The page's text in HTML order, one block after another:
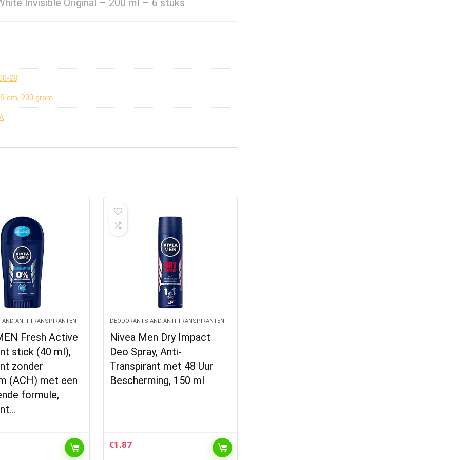
Invisible Original – 200 ml – 6 stuks
28
cm; 200 gram
AND ANTI-TRANSPIRANTEN
Fresh Active
stick (40 ml),
zonder
(ACH) met een
formule,
DEODORANTS AND ANTI-TRANSPIRANTEN
Nivea Men Dry Impact
Deo Spray, Anti-
Transpirant met 48 Uur
Bescherming, 150 ml
€1.87